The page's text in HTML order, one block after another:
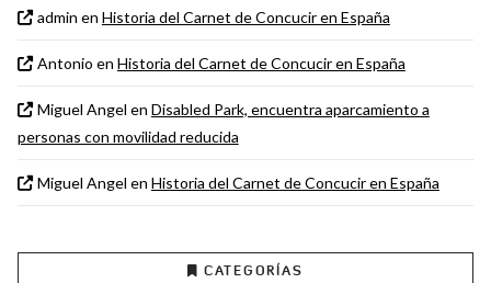
admin en Historia del Carnet de Concucir en España
Antonio en Historia del Carnet de Concucir en España
Miguel Angel en Disabled Park, encuentra aparcamiento a
personas con movilidad reducida
Miguel Angel en Historia del Carnet de Concucir en España
CATEGORÍAS